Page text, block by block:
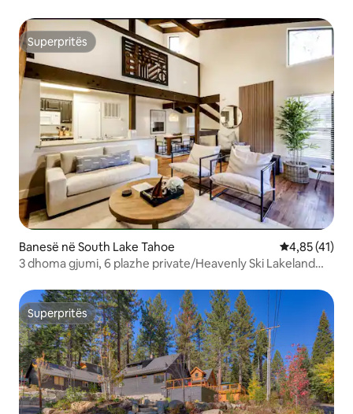
Superpritës
Superpritës
Banesë në South Lake Tahoe Vlerësimi
4,85 (41)
3 dhoma gjumi, 6 plazhe private/Heavenly Ski Lakeland
Superpritës
Superpritës